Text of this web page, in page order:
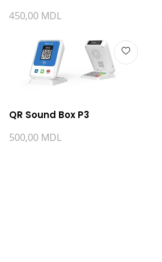
450,00 MDL
QR Sound Box P3
500,00 MDL